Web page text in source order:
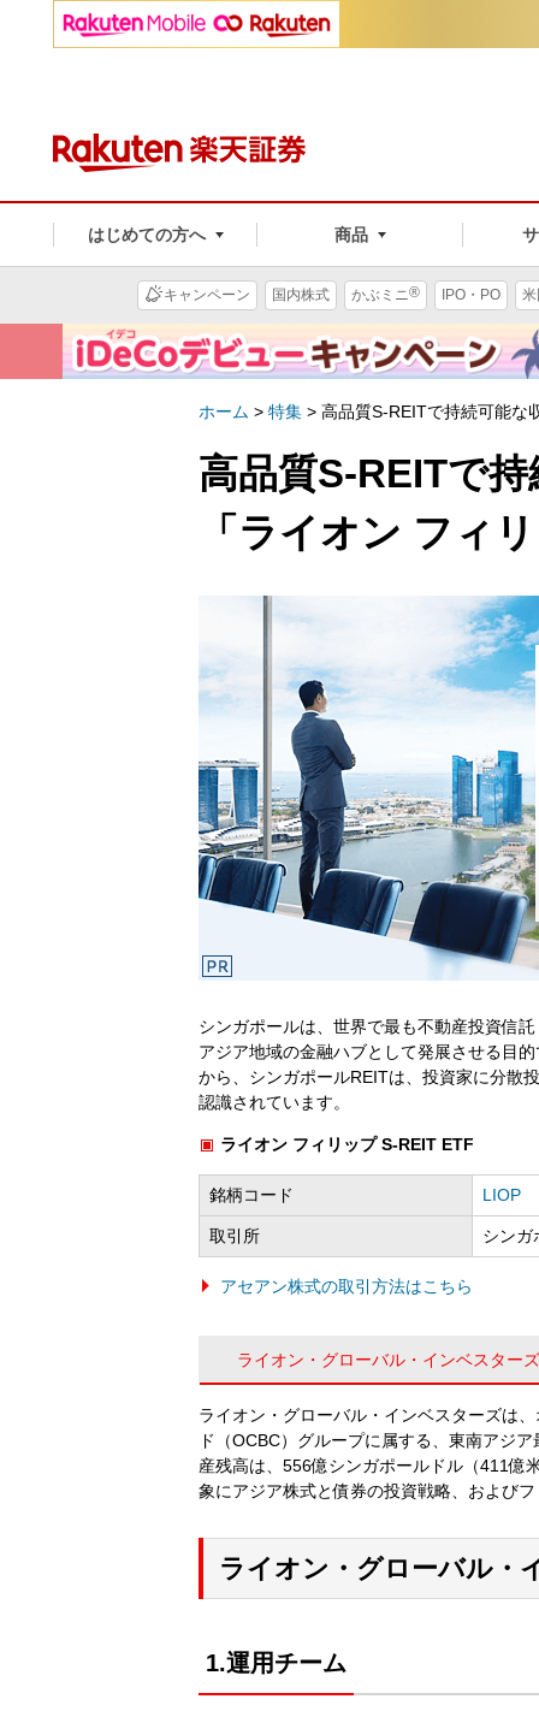
はじめての方へ 商品
キャンペーン 国内株式 かぶミニ® IPO・PO
ホーム > 特集 > 高品質S-REITで持続可能な
高品質S-REITで
「ライオン フィ
シンガポールは、世界で最も不動産投資信
アジア地域の金融ハブとして発展させる目
から、シンガポールREITは、投資家に分散
認識されています。
ライオン フィリップ S-REIT ETF
銘柄コード LIOP
取引所 シンガ
アセアン株式の取引方法はこちら
ライオン・グローバル・インベスター
ライオン・グローバル・インベスターズは
ド（OCBC）グループに属する、東南アジ
産残高は、556億シンガポールドル（411億
象にアジア株式と債券の投資戦略、および
ライオン・グローバル・
1.運用チーム